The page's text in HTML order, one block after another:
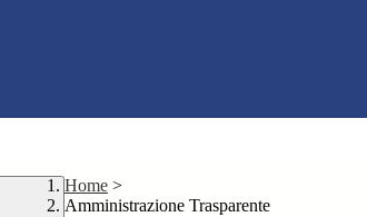
Home >
Amministrazione Trasparente